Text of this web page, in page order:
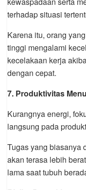
terhadap situasi
Karena itu, orang
tinggi mengalami
kecelakaan kerja
dengan cepat.
7. Produktivitas
Kurangnya energi,
langsung pada
Tugas yang biasanya
akan terasa lebih
lama saat tubuh